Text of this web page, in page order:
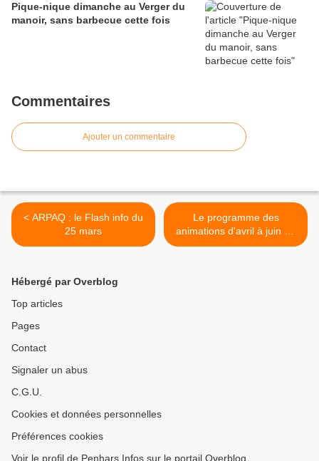
Pique-nique dimanche au Verger du
manoir, sans barbecue cette fois
Commentaires
Ajouter un commentaire
< ARPAQ : le Flash info du
25 mars
Le programme des
animations d'avril à juin de
la MPT de Penhars
Hébergé par Overblog
Top articles
Pages
Contact
Signaler un abus
C.G.U.
Cookies et données personnelles
Préférences cookies
Voir le profil de Penhars Infos sur le portail Overblog